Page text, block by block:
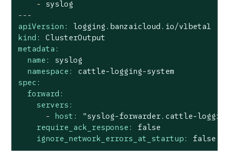
-
syslog
---
apiVersion:
logging.banzaicloud.io/v1beta1
kind:
ClusterOutput
metadata:
name:
syslog
namespace:
cattle-logging-system
spec:
forward:
servers:
-
host:
"syslog-forwarder.cattle-
require_ack_response:
false
ignore_network_errors_at_startup:
false